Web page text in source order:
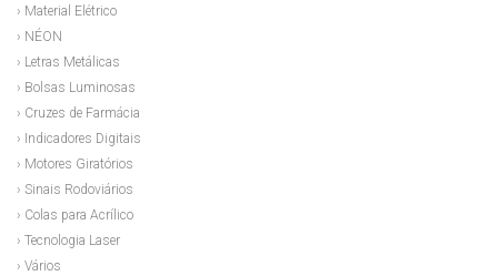
› Material Elétrico
› NÉON
› Letras Metálicas
› Bolsas Luminosas
› Cruzes de Farmácia
› Indicadores Digitais
› Motores Giratórios
› Sinais Rodoviários
› Colas para Acrílico
› Tecnologia Laser
› Vários